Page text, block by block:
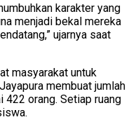
karakter yang
menjadi bekal mereka
ujarnya saat
masyarakat untuk
membuat jumlah
422 orang. Setiap ruang